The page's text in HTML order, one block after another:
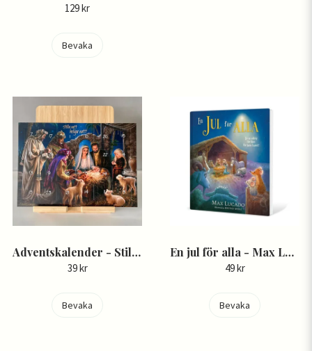
129 kr
Bevaka
Adventskalender - Stilla natt
39 kr
Bevaka
En jul för alla - Max Lucado
49 kr
Bevaka